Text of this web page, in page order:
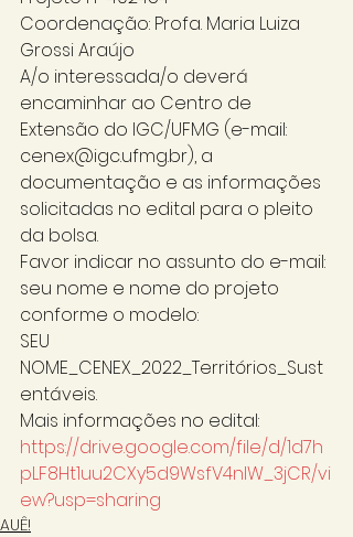
Coordenação: Profa. Maria Luiza
Grossi Araújo
A/o interessada/o deverá
encaminhar ao Centro de
Extensão do IGC/UFMG (e-mail:
cenex@igc.ufmg.br), a
documentação e as informações
solicitadas no edital para o pleito
da bolsa.
Favor indicar no assunto do e-mail:
seu nome e nome do projeto
conforme o modelo:
SEU
NOME_CENEX_2022_Territórios_Sust
entáveis.
Mais informações no edital:
https://drive.google.com/file/d/1d7h
pLF8Ht1uu2CXy5d9WsfV4nIW_3jCR/vi
ew?usp=sharing
AUÊ!